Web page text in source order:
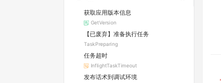
获取应用版本信息
GetVersion
【已废弃】准备执行任务
TaskPreparing
任务超时
InflightTaskTimeout
发布话术到调试环境